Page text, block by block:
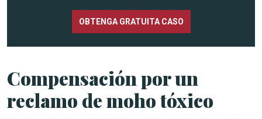
OBTENGA GRATUITA CASO
Compensación por un
reclamo de moho tóxico